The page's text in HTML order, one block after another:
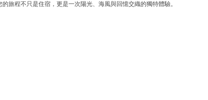
旅程不只是住宿，更是一次陽光、海風與回憶交織的獨特體驗。